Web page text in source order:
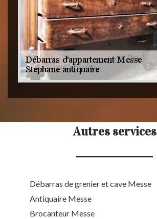
Autres services
Débarras de grenier et cave Messe
Antiquaire Messe
Brocanteur Messe